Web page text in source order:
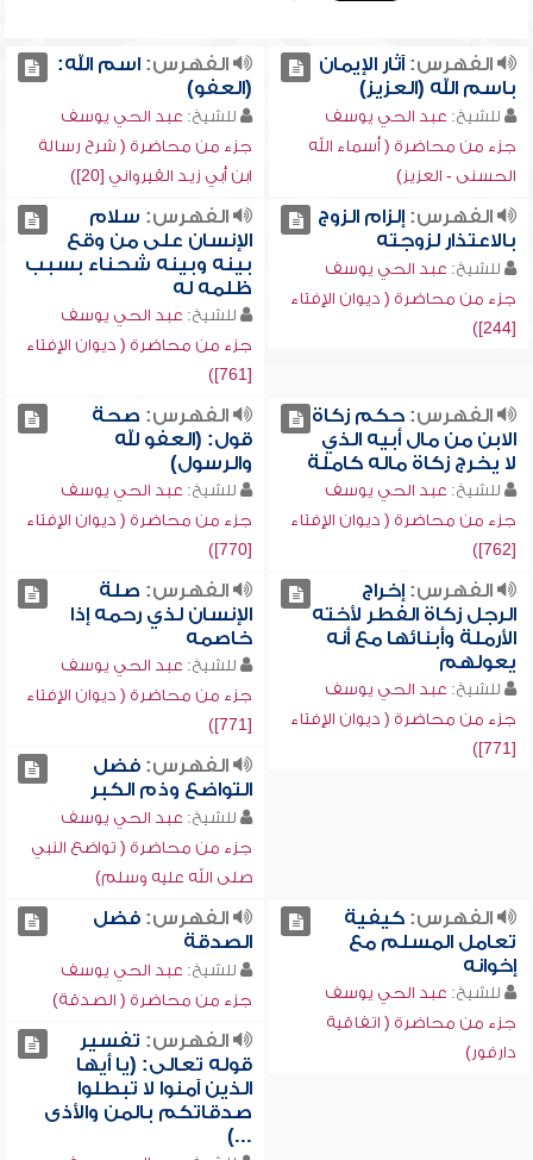
الفهرس:آثار الإيمان
باسم الله (العزيز)
للشيخ: عبد الحي يوسف
جزء من محاضرة ( أسماء الله
الحسنى - العزيز)
الفهرس:اسم الله:
(العفو)
للشيخ: عبد الحي يوسف
جزء من محاضرة ( شرح رسالة
ابن أبي زيد القيرواني [20])
الفهرس:إلزام الزوج
بالاعتذار لزوجته
للشيخ: عبد الحي يوسف
جزء من محاضرة ( ديوان الإفتاء
[244])
الفهرس: سلام
الإنسان على من وقع
بينه وبينه شحناء بسبب
ظلمه له
للشيخ: عبد الحي يوسف
جزء من محاضرة ( ديوان الإفتاء
[761])
الفهرس:حكم زكاة
الابن من مال أبيه الذي
لا يخرج زكاة ماله كاملة
للشيخ: عبد الحي يوسف
جزء من محاضرة ( ديوان الإفتاء
[762])
الفهرس: صحة
قول: (العفو لله
والرسول)
للشيخ: عبد الحي يوسف
جزء من محاضرة ( ديوان الإفتاء
[770])
الفهرس:إخراج
الرجل زكاة الفطر لأخته
الأرملة وأبنائها مع أنه
يعولهم
للشيخ: عبد الحي يوسف
جزء من محاضرة ( ديوان الإفتاء
[771])
الفهرس: صلة
الإنسان لذي رحمه إذا
خاصمه
للشيخ: عبد الحي يوسف
جزء من محاضرة ( ديوان الإفتاء
[771])
الفهرس:فضل
التواضع وذم الكبر
للشيخ: عبد الحي يوسف
جزء من محاضرة ( تواضع النبي
صلى الله عليه وسلم)
الفهرس:كيفية
تعامل المسلم مع
إخوانه
للشيخ: عبد الحي يوسف
جزء من محاضرة ( اتفاقية
دارفور)
الفهرس:فضل
الصدقة
للشيخ: عبد الحي يوسف
جزء من محاضرة ( الصدقة)
الفهرس: تفسير
قوله تعالى: (يا أيها
الذين آمنوا لا تبطلوا
صدقاتكم بالمن والأذى
...)